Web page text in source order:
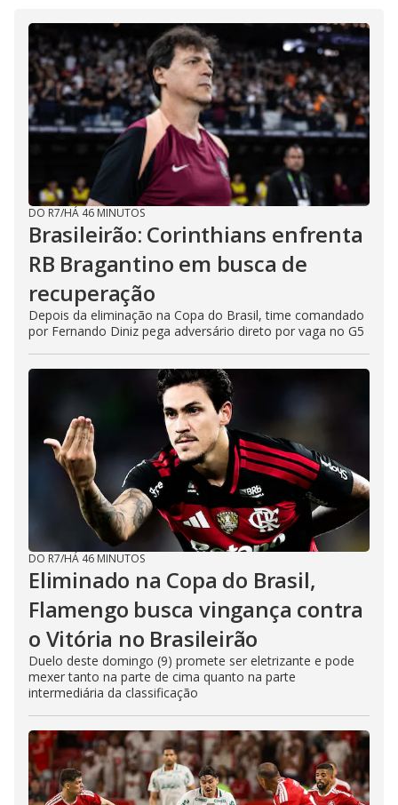
DO R7/HÁ 46 MINUTOS
Brasileirão: Corinthians enfrenta
RB Bragantino em busca de
recuperação
Depois da eliminação na Copa do Brasil, time comandado
por Fernando Diniz pega adversário direto por vaga no G5
DO R7/HÁ 46 MINUTOS
Eliminado na Copa do Brasil,
Flamengo busca vingança contra
o Vitória no Brasileirão
Duelo deste domingo (9) promete ser eletrizante e pode
mexer tanto na parte de cima quanto na parte
intermediária da classificação